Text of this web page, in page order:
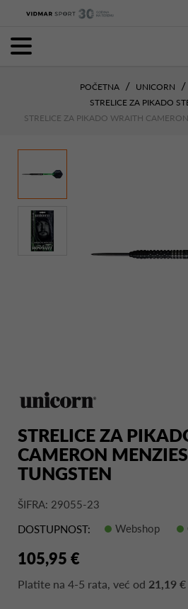
POČETNA UNICORN
STRELICE ZA PIKADO
STRELICE ZA PIKADO WRAITH
STRELICE ZA
CAMERON
TUNGSTEN
ŠIFRA: 29055-23
DOSTUPNOST:
Webshop
105,95 €
Platite na 4-5 rata, već od 21,19 €